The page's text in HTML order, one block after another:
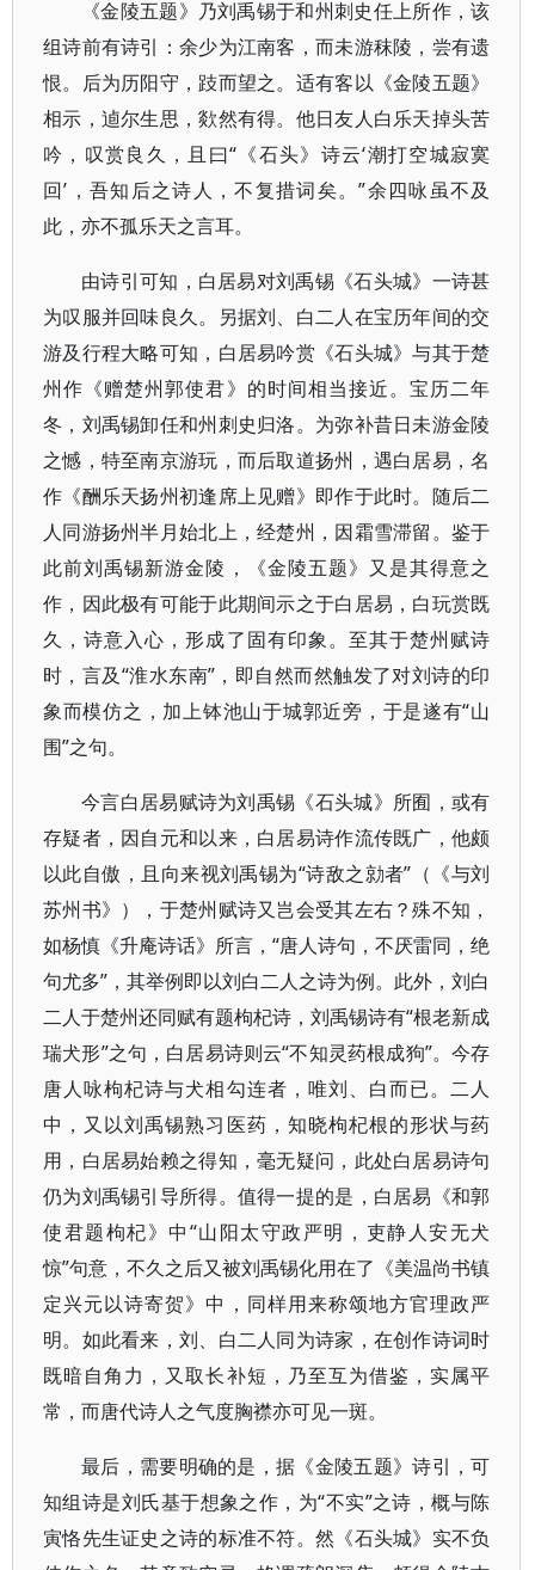
《金陵五题》乃刘禹锡于和州刺史任上所作，该
组诗前有诗引：余少为江南客，而未游秣陵，尝有遗
恨。后为历阳守，跂而望之。适有客以《金陵五题》
相示，逌尔生思，欻然有得。他日友人白乐天掉头苦
吟，叹赏良久，且曰“《石头》诗云‘潮打空城寂寞
回’，吾知后之诗人，不复措词矣。”余四咏虽不及
此，亦不孤乐天之言耳。
由诗引可知，白居易对刘禹锡《石头城》一诗甚
为叹服并回味良久。另据刘、白二人在宝历年间的交
游及行程大略可知，白居易吟赏《石头城》与其于楚
州作《赠楚州郭使君》的时间相当接近。宝历二年
冬，刘禹锡卸任和州刺史归洛。为弥补昔日未游金陵
之憾，特至南京游玩，而后取道扬州，遇白居易，名
作《酬乐天扬州初逢席上见赠》即作于此时。随后二
人同游扬州半月始北上，经楚州，因霜雪滞留。鉴于
此前刘禹锡新游金陵，《金陵五题》又是其得意之
作，因此极有可能于此期间示之于白居易，白玩赏既
久，诗意入心，形成了固有印象。至其于楚州赋诗
时，言及“淮水东南”，即自然而然触发了对刘诗的印
象而模仿之，加上钵池山于城郭近旁，于是遂有“山
围”之句。
今言白居易赋诗为刘禹锡《石头城》所囿，或有
存疑者，因自元和以来，白居易诗作流传既广，他颇
以此自傲，且向来视刘禹锡为“诗敌之勍者”（《与刘
苏州书》），于楚州赋诗又岂会受其左右？殊不知，
如杨慎《升庵诗话》所言，“唐人诗句，不厌雷同，绝
句尤多”，其举例即以刘白二人之诗为例。此外，刘白
二人于楚州还同赋有题枸杞诗，刘禹锡诗有“根老新成
瑞犬形”之句，白居易诗则云“不知灵药根成狗”。今存
唐人咏枸杞诗与犬相勾连者，唯刘、白而已。二人
中，又以刘禹锡熟习医药，知晓枸杞根的形状与药
用，白居易始赖之得知，毫无疑问，此处白居易诗句
仍为刘禹锡引导所得。值得一提的是，白居易《和郭
使君题枸杞》中“山阳太守政严明，吏静人安无犬
惊”句意，不久之后又被刘禹锡化用在了《美温尚书镇
定兴元以诗寄贺》中，同样用来称颂地方官理政严
明。如此看来，刘、白二人同为诗家，在创作诗词时
既暗自角力，又取长补短，乃至互为借鉴，实属平
常，而唐代诗人之气度胸襟亦可见一斑。
最后，需要明确的是，据《金陵五题》诗引，可
知组诗是刘氏基于想象之作，为“不实”之诗，概与陈
寅恪先生证史之诗的标准不符。然《石头城》实不负